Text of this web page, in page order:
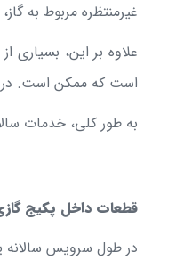
غیرمنتظره مربوط به
علاوه بر این، بسیاری
است که ممکن است. در
به طور کلی، خدمات
قطعات داخل پکیج
در طول سرویس سالانه